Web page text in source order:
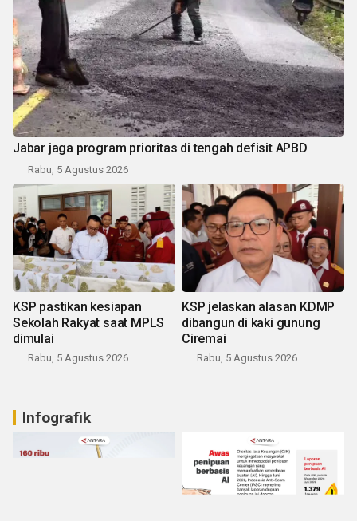
Jabar jaga program prioritas di tengah defisit APBD
Rabu, 5 Agustus 2026
KSP pastikan kesiapan
Sekolah Rakyat saat MPLS
dimulai
Rabu, 5 Agustus 2026
KSP jelaskan alasan KDMP
dibangun di kaki gunung
Ciremai
Rabu, 5 Agustus 2026
Infografik